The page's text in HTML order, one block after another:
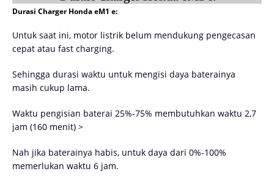
Durasi Charger Honda eM1 e:
Untuk saat ini, motor listrik belum mendukung pengecasan
cepat atau fast charging.
Sehingga durasi waktu untuk mengisi daya baterainya
masih cukup lama.
Waktu pengisian baterai 25%-75% membutuhkan waktu 2,7
jam (160 menit) >
Nah jika baterainya habis, untuk daya dari 0%-100%
memerlukan waktu 6 jam.